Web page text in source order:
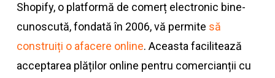
Shopify, o platformă de comerț electronic bine-
cunoscută, fondată în 2006, vă permite să
construiți o afacere online. Aceasta facilitează
acceptarea plăților online pentru comercianții cu